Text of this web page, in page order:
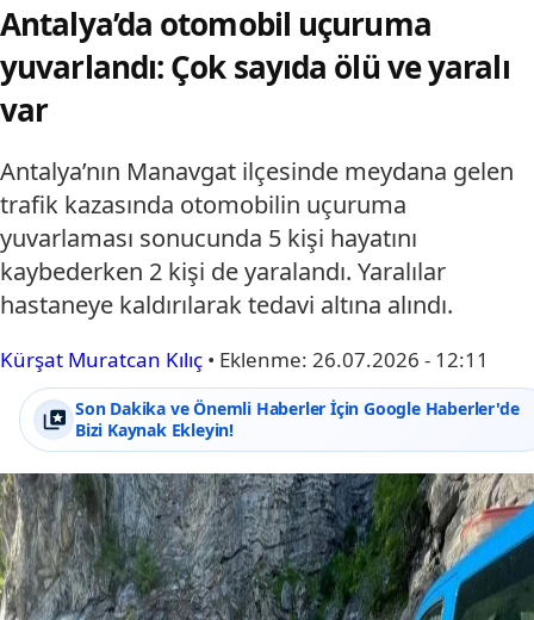
Antalya’da otomobil uçuruma
yuvarlandı: Çok sayıda ölü ve yaralı
var
Antalya’nın Manavgat ilçesinde meydana gelen
trafik kazasında otomobilin uçuruma
yuvarlaması sonucunda 5 kişi hayatını
kaybederken 2 kişi de yaralandı. Yaralılar
hastaneye kaldırılarak tedavi altına alındı.
Kürşat Muratcan Kılıç • Eklenme: 26.07.2026 - 12:11
Son Dakika ve Önemli Haberler İçin Google Haberler'de
Bizi Kaynak Ekleyin!